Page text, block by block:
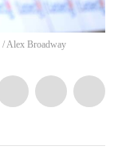
/Alex Broadway